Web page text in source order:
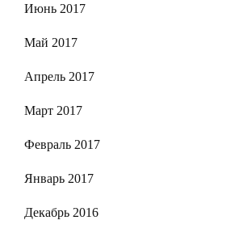
Июнь 2017
Май 2017
Апрель 2017
Март 2017
Февраль 2017
Январь 2017
Декабрь 2016